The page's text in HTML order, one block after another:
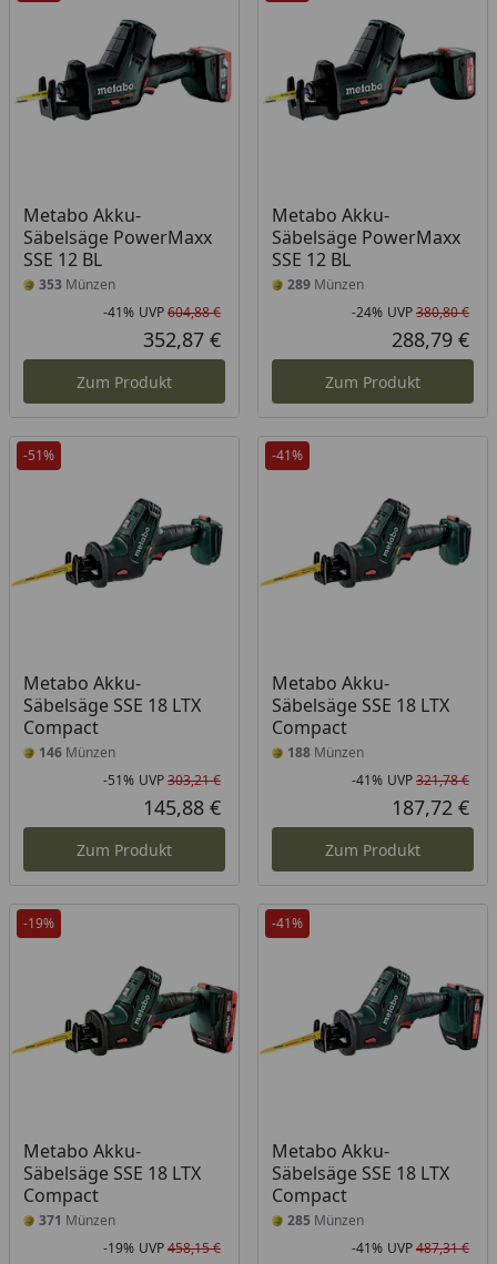
Metabo Akku-
Säbelsäge PowerMaxx
SSE 12 BL
353 Münzen
Rabatt in Prozent
-41%
Ursprünglicher Preis
UVP604,88 €
Aktueller Preis
352,87 €
Zum Produkt
Metabo Akku-
Säbelsäge PowerMaxx
SSE 12 BL
289Münzen
-24% UVP380,80 €
288,79 €
Zum Produkt
-51%
Metabo Akku-
Säbelsäge SSE 18 LTX
Compact
146 Münzen
Rabatt in Prozent
-51%
Ursprünglicher Preis
UVP303,21 €
Aktueller Preis
145,88 €
Zum Produkt
-41%
Metabo Akku-
Säbelsäge SSE 18 LTX
Compact
188Münzen
-41% UVP321,78 €
187,72 €
Zum Produkt
-19%
Metabo Akku-
Säbelsäge SSE 18 LTX
Compact
371 Münzen
-19% UVP458,15 €
-41%
Metabo Akku-
Säbelsäge SSE 18 LTX
Compact
285 Münzen
-41% UVP487,31 €